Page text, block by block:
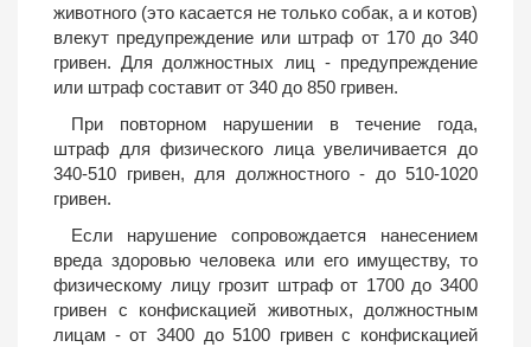
животного (это касается не только собак, а и котов)
влекут предупреждение или штраф от 170 до 340
гривен. Для должностных лиц - предупреждение
или штраф составит от 340 до 850 гривен.
При повторном нарушении в течение года,
штраф для физического лица увеличивается до
340-510 гривен, для должностного - до 510-1020
гривен.
Если нарушение сопровождается нанесением
вреда здоровью человека или его имуществу, то
физическому лицу грозит штраф от 1700 до 3400
гривен с конфискацией животных, должностным
лицам - от 3400 до 5100 гривен с конфискацией